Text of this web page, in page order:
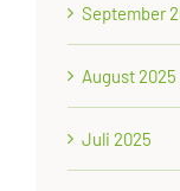
September
August 2025
Juli 2025